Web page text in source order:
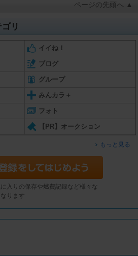
ページの先頭へ ▲
リ
イイね！
ブログ
グループ
みんカラ＋
フォト
【PR】オークション
もっと見る
入りの保存や燃費記録など様々な
ります